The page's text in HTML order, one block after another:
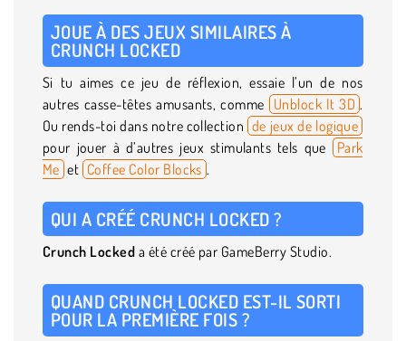
JOUE À DES JEUX SIMILAIRES À
CRUNCH LOCKED
Si tu aimes ce jeu de réflexion, essaie l’un de nos
autres casse-têtes amusants, comme Unblock It 3D .
Ou rends-toi dans notre collection de jeux de logique
pour jouer à d’autres jeux stimulants tels que
Park
Me et Coffee Color Blocks .
QUI A CRÉÉ CRUNCH LOCKED ?
Crunch Locked a été créé par GameBerry Studio.
QUAND CRUNCH LOCKED EST-IL SORTI
POUR LA PREMIÈRE FOIS ?